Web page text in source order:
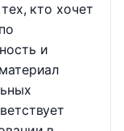
кто хочет
и